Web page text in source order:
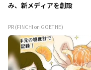
み、新メディアを創設
PR (FINCHI on GOETHE)